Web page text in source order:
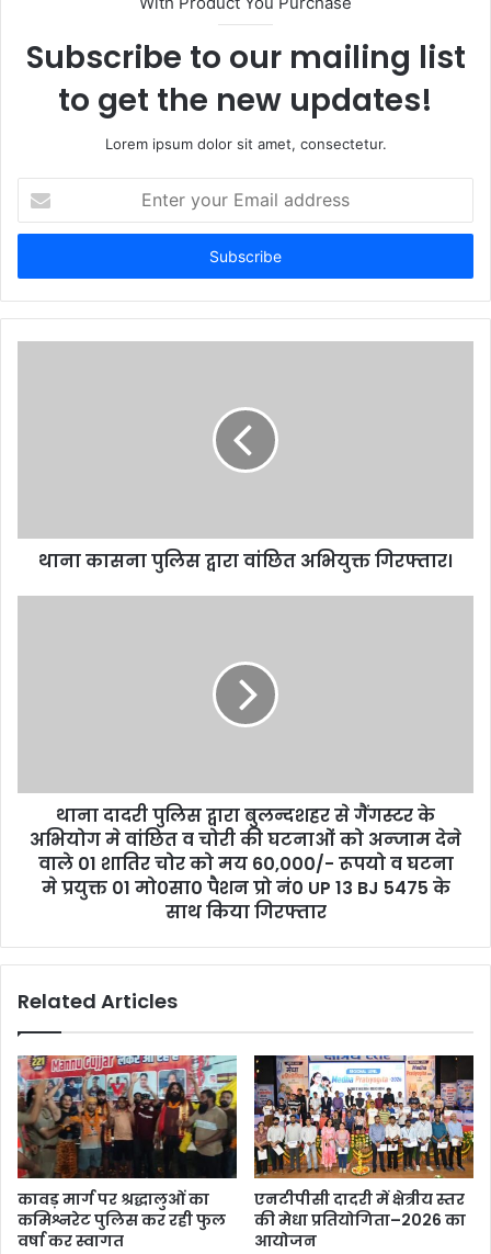
Subscribe to our mailing list
to get the new updates!
Lorem ipsum dolor sit amet, consectetur.
your
Email
थाना कासना पुलिस द्वारा वांछित अभियुक्त गिरफ्तार।
थाना दादरी पुलिस द्वारा बुलन्दशहर से गैंगस्टर के
अभियोग मे वांछित व चोरी की घटनाओं को अन्जाम देने
वाले 01 शातिर चोर को मय 60,000/- रूपयो व घटना
मे प्रयुक्त 01 मो0सा0 पैशन प्रो नं0 UP 13 BJ 5475 के
साथ किया गिरफ्तार
Related Articles
कावड़ मार्ग पर श्रद्धालुओं का
कमिश्नरेट पुलिस कर रही फुल
वर्षा कर स्वागत
एनटीपीसी दादरी में क्षेत्रीय स्तर
की मेधा प्रतियोगिता–2026 का
आयोजन